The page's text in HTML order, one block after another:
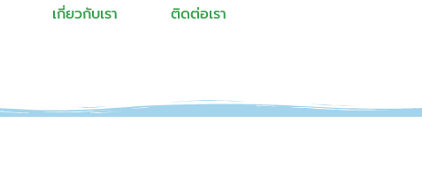
เกี่ยวกับเรา ติดต่อเรา